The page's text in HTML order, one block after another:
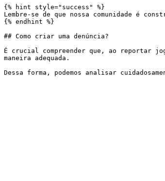
{% hint style="success" %}
Lembre-se de que nossa comunidade é
{% endhint %}
## Como criar uma denúncia?
É crucial compreender que, ao reportar
maneira adequada.